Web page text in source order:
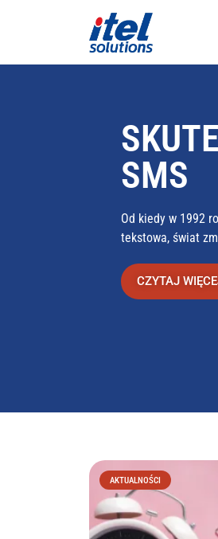
SMS
Od kiedy w 1992
tekstowa, świat
CZYTAJ
AKTUALNOŚCI